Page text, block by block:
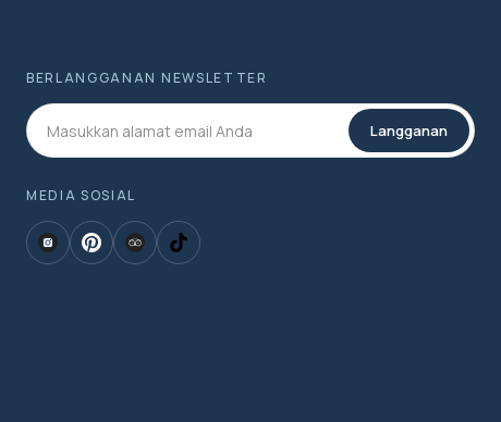
BERLANGGANAN NEWSLETTER
Langganan
MEDIA SOSIAL